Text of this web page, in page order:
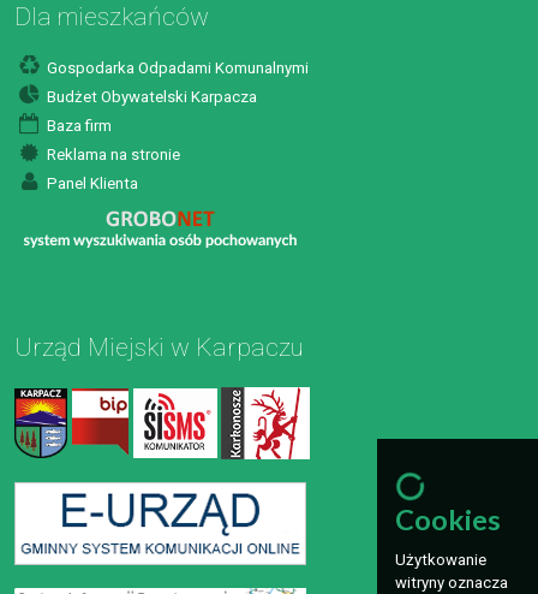
Dla mieszkańców
Gospodarka Odpadami Komunalnymi
Budżet Obywatelski Karpacza
Baza firm
Reklama na stronie
Panel Klienta
Urząd Miejski w Karpaczu
Cookies
Użytkowanie
witryny oznacza